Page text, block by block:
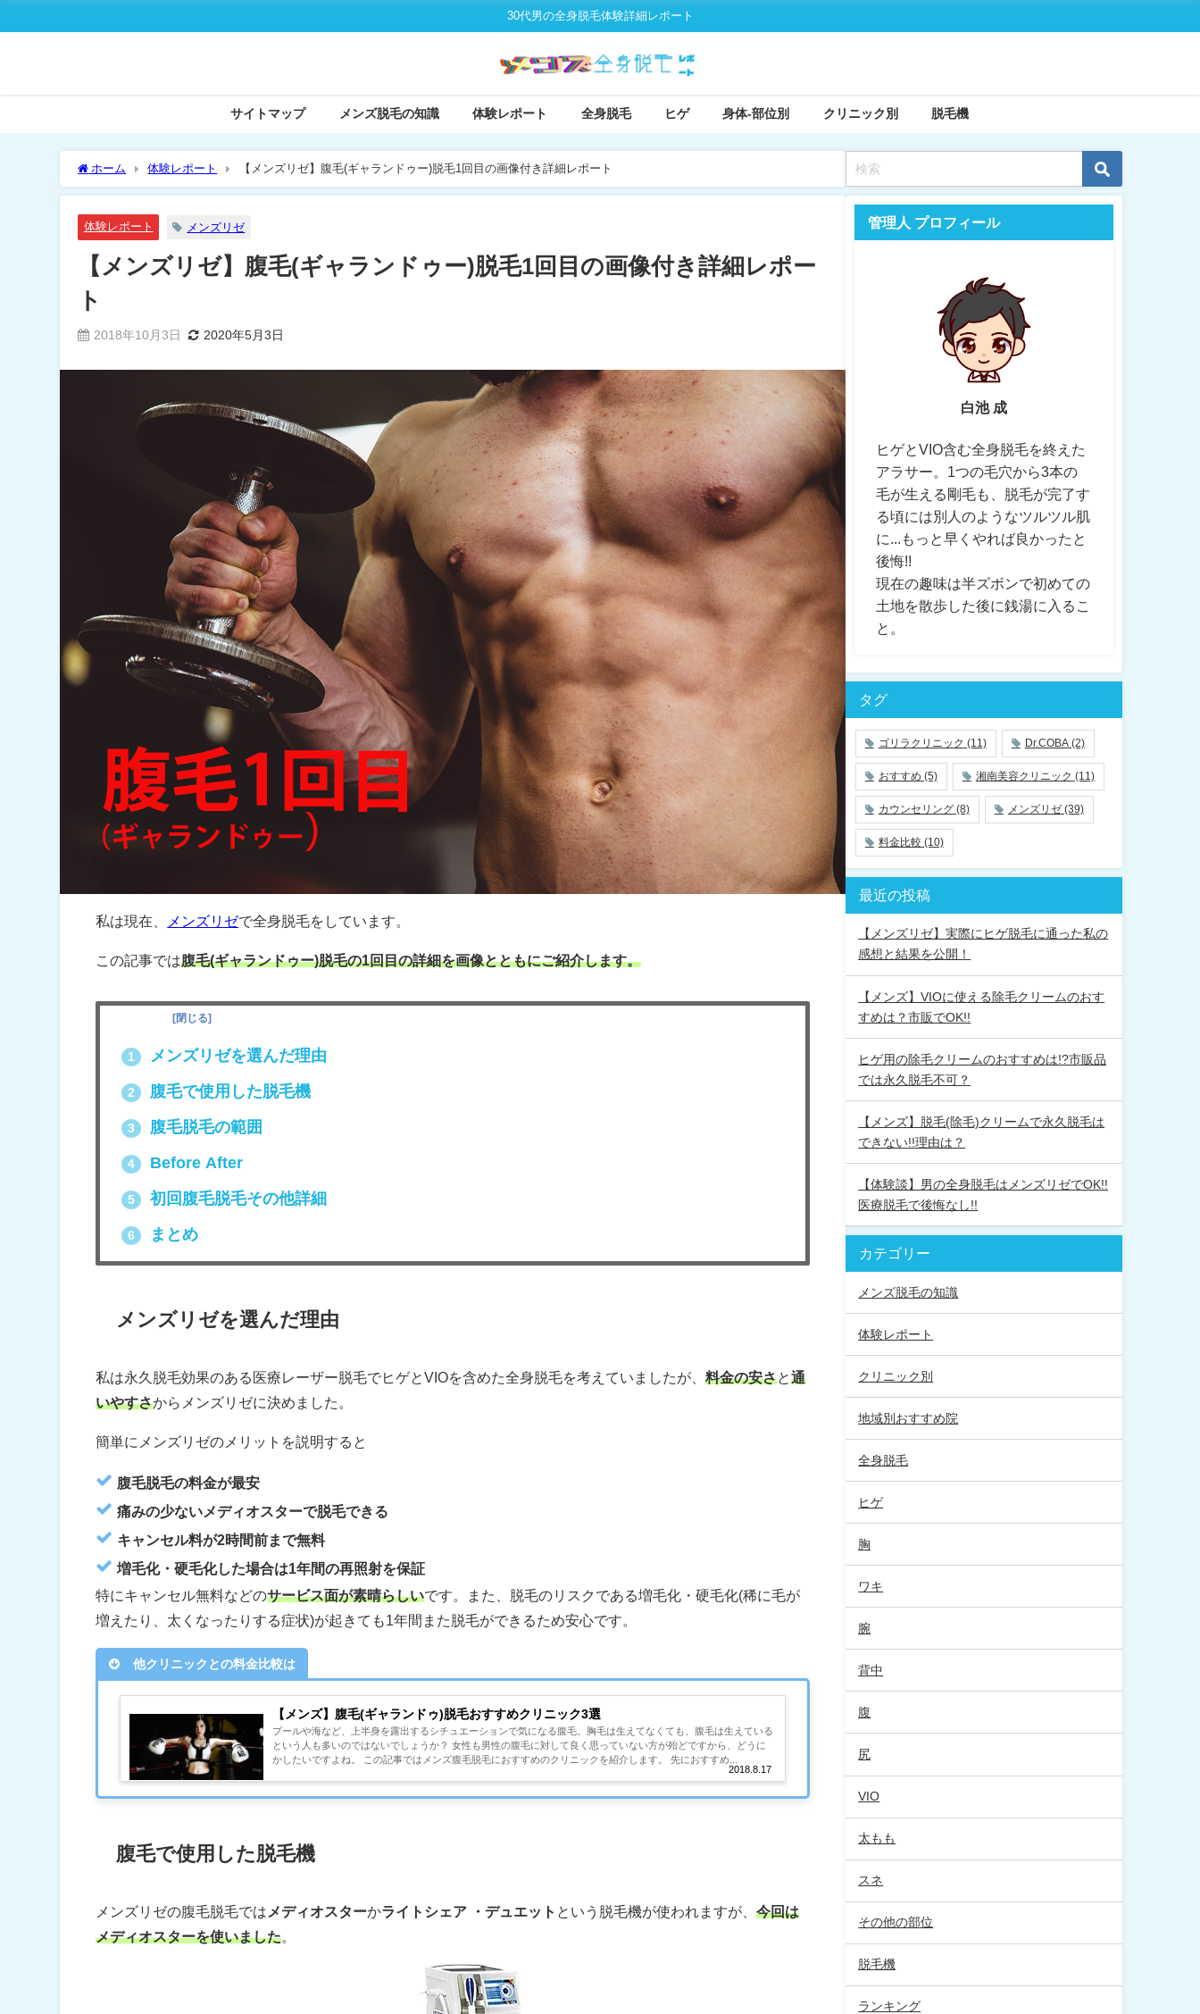
30代男の全身脱毛体験詳細レポート
サイトマップ メンズ脱毛の知識 体験レポート 全身脱毛 ヒゲ 身体-部位別 クリニック別 脱毛機
ホーム 体験レポート 【メンズリゼ】腹毛(ギャランドゥー)脱毛1回目の画像付き詳細レポート
体験レポート メンズリゼ
【メンズリゼ】腹毛(ギャランドゥー)脱毛1回目の画像付き詳細レポー
ト
2018年10月3日 2020年5月3日
私は現在、 メンズリゼで全身脱毛をしています。
この記事では腹毛(ギャランドゥー)脱毛の1回目の詳細を画像とともにご紹介します。
[閉じる]
1 メンズリゼを選んだ理由
2 腹毛で使用した脱毛機
3 腹毛脱毛の範囲
4 Before After
5 初回腹毛脱毛その他詳細
6 まとめ
メンズリゼを選んだ理由
私は永久脱毛効果のある医療レーザー脱毛でヒゲとVIOを含めた全身脱毛を考えていましたが、料金の安さと通
いやすさからメンズリゼに決めました。
簡単にメンズリゼのメリットを説明すると
腹毛脱毛の料金が最安
痛みの少ないメディオスターで脱毛できる
キャンセル料が2時間前まで無料
増毛化・硬毛化した場合は1年間の再照射を保証
特にキャンセル無料などのサービス面が素晴らしいです。また、脱毛のリスクである増毛化・硬毛化(稀に毛が
増えたり、太くなったりする症状)が起きても1年間また脱毛ができるため安心です。
他クリニックとの料金比較は
【メンズ】腹毛(ギャランドゥ)脱毛おすすめクリニック3選
2018.8.17
プールや海など、上半身を露出するシチュエーションで気になる腹毛。胸毛は生えてなくても、腹毛は生えている
という人も多いのではないでしょうか？ 女性も男性の腹毛に対して良く思っていない方が殆どですから、どうに
かしたいですよね。 この記事ではメンズ腹毛脱毛におすすめのクリニックを紹介します。 先におすすめ...
腹毛で使用した脱毛機
メンズリゼの腹毛脱毛では メディオスターかライトシェア ・デュエット という脱毛機が使われますが、今回は
メディオスターを使いました
管理人 プロフィール
白池 成
ヒゲとVIO含む全身脱毛を終えた
アラサー。1つの毛穴から3本の
毛が生える剛毛も、脱毛が完了す
る頃には別人のようなツルツル肌
に...もっと早くやれば良かったと
後悔!!
現在の趣味は半ズボンで初めての
土地を散歩した後に銭湯に入るこ
と。
タグ
ゴリラクリニック (11) Dr.COBA(2)
おすすめ (5) 湘南美容クリニック (11)
カウンセリング(8) メンズリゼ(39)
料金比較 (10)
最近の投稿
【メンズリゼ】実際にヒゲ脱毛に通った私の
感想と結果を公開！
【メンズ】VIOに使える除毛クリームのおす
すめは？市販でOK!!
ヒゲ用の除毛クリームのおすすめは!?市販品
では永久脱毛不可？
【メンズ】脱毛(除毛)クリームで永久脱毛は
できない!!理由は？
【体験談】男の全身脱毛はメンズリゼでOK!!
医療脱毛で後悔なし!!
カテゴリー
メンズ脱毛の知識
体験レポート
クリニック別
地域別おすすめ院
全身脱毛
ヒゲ
胸
ワキ
腕
背中
腹
尻
VIO
太もも
スネ
その他の部位
脱毛機
ランキング